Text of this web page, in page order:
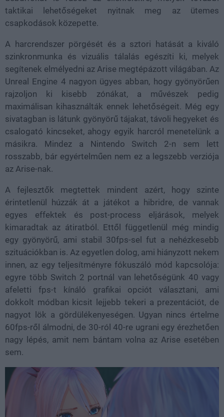
taktikai lehetőségeket nyitnak meg az ütemes
csapkodások közepette.
A harcrendszer pörgését és a sztori hatását a kiváló
szinkronmunka és vizuális tálalás egészíti ki, melyek
segítenek elmélyedni az Arise megtépázott világában. Az
Unreal Engine 4 nagyon ügyes abban, hogy gyönyörűen
rajzoljon ki kisebb zónákat, a művészek pedig
maximálisan kihasználták ennek lehetőségeit. Még egy
sivatagban is látunk gyönyörű tájakat, távoli hegyeket és
csalogató kincseket, ahogy egyik harcról menetelünk a
másikra. Mindez a Nintendo Switch 2-n sem lett
rosszabb, bár egyértelműen nem ez a legszebb verziója
az Arise-nak.
A fejlesztők megtettek mindent azért, hogy szinte
érintetlenül húzzák át a játékot a hibridre, de vannak
egyes effektek és post-process eljárások, melyek
kimaradtak az átiratból. Ettől függetlenül még mindig
egy gyönyörű, ami stabil 30fps-sel fut a nehézkesebb
szituációkban is. Az egyetlen dolog, ami hiányzott nekem
innen, az egy teljesítményre fókuszáló mód kapcsolója:
egyre több Switch 2 portnál van lehetőségünk 40 vagy
afeletti fps-t kínáló grafikai opciót választani, ami
dokkolt módban kicsit lejjebb tekeri a prezentációt, de
nagyot lök a gördülékenyeségen. Ugyan nincs értelme
60fps-ről álmodni, de 30-ról 40-re ugrani egy érezhetően
nagy lépés, amit nem bántam volna az Arise esetében
sem.